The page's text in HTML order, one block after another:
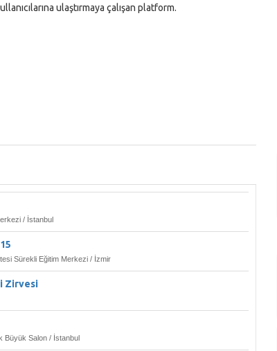
ulaştırmaya çalışan platform.
/ İstanbul
Sürekli Eğitim Merkezi / İzmir
Zirvesi
Büyük Salon / İstanbul